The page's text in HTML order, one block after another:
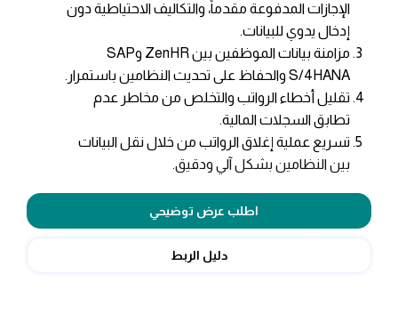
الإجازات المدفوعة مقدماً، والتكاليف الاحتياطية دون
إدخال يدوي للبيانات.
مزامنة بيانات الموظفين بين ZenHR وSAP
S/4HANA والحفاظ على تحديث النظامين باستمرار.
تقليل أخطاء الرواتب والتخلص من مخاطر عدم
تطابق السجلات المالية.
تسريع عملية إغلاق الرواتب من خلال نقل البيانات
بين النظامين بشكل آلي ودقيق.
اطلب عرض توضيحي
دليل الربط